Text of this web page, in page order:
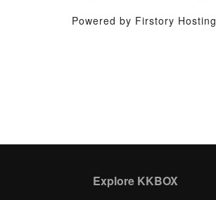
Powered by Firstory Hosting
Explore KKBOX